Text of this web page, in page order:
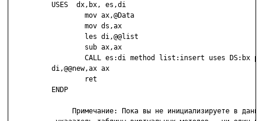
          USES  dx,bx, es,di
                  mov ax,@Data
                  mov ds,ax
                  les di,@@list
                  sub ax,ax
CALL es:di method list:insert uses DS:bx
          di,@@new,ax ax
                  ret
          ENDP
Примечание: Пока вы не инициализируете в